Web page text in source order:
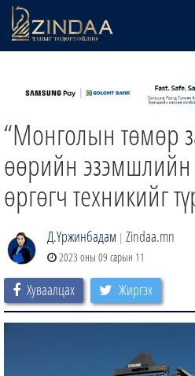
ТВ8
ӨГЛӨӨНИЙ СОНИН
АУДИО ЗОХИОЛ
ЗИНДАА СЭТГҮҮЛ
“Монголын төмөр
өөрийн эзэмшлийн
өргөгч техникийг
Д.Үржинбадам | Zindaa.mn
2023 оны 09 сарын 11
Хуваалцах Жиргэх